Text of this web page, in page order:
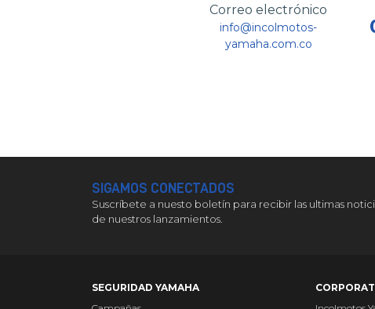
Correo electrónico
info@incolmotos-
yamaha.com.co
SIGAMOS CONECTADOS
Suscríbete a nuesto boletín para recibir las ultimas
de nuestros lanzamientos.
SEGURIDAD YAMAHA